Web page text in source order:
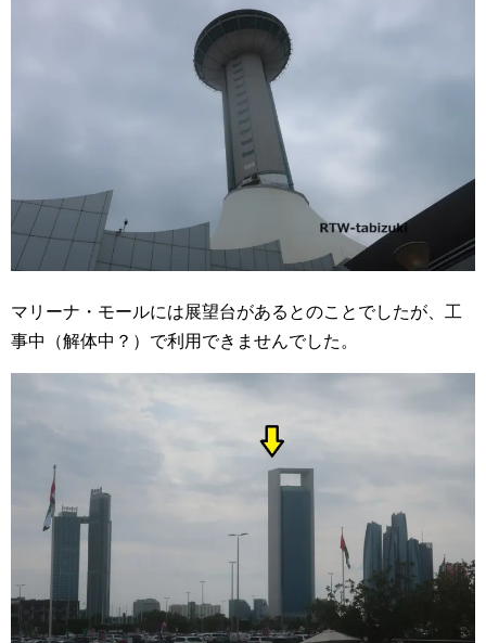
マリーナ・モールには展望台があるとのことでしたが、工
事中（解体中？）で利用できませんでした。